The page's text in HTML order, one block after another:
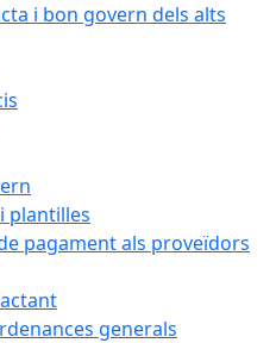
i bon govern dels alts
plantilles
pagament als proveïdors
generals